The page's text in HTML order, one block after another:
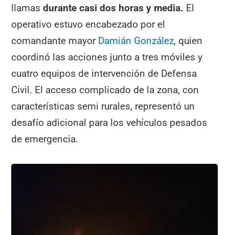
llamasdurante casi dos horas y media. El
operativo estuvo encabezado por el
comandante mayor Damián González, quien
coordinó las acciones junto a tres móviles y
cuatro equipos de intervención de Defensa
Civil. El acceso complicado de la zona, con
características semi rurales, representó un
desafío adicional para los vehículos pesados
de emergencia.